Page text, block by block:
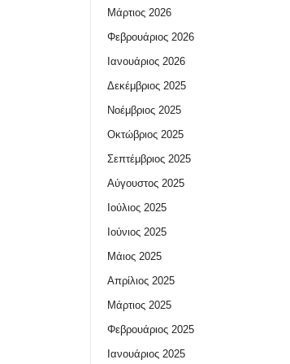
Μάρτιος 2026
Φεβρουάριος 2026
Ιανουάριος 2026
Δεκέμβριος 2025
Νοέμβριος 2025
Οκτώβριος 2025
Σεπτέμβριος 2025
Αύγουστος 2025
Ιούλιος 2025
Ιούνιος 2025
Μάιος 2025
Απρίλιος 2025
Μάρτιος 2025
Φεβρουάριος 2025
Ιανουάριος 2025